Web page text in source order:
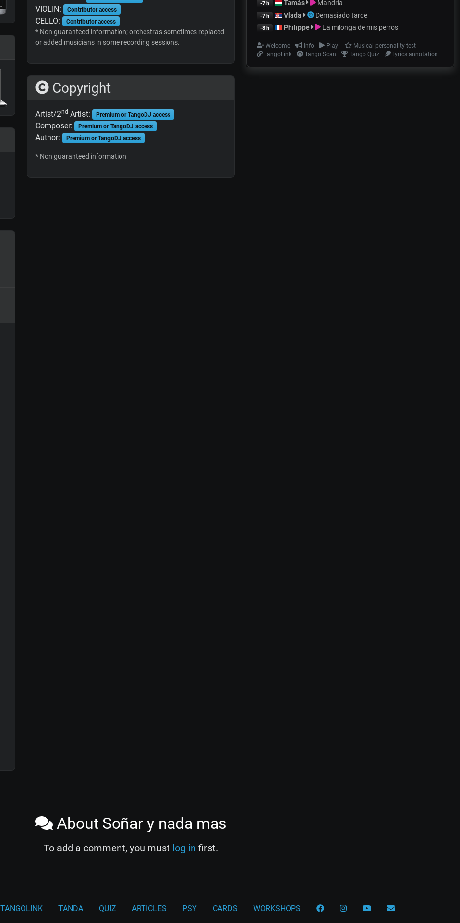
VIOLIN: Contributor access
CELLO: Contributor access
* Non guaranteed information; orchestras sometimes replaced
or added musicians in some recording sessions.
Copyright
Artist/2nd Artist: Premium or TangoDJ access
Composer: Premium or TangoDJ access
Author: Premium or TangoDJ access
* Non guaranteed information
-7 h Tamás Mandria
-7 h Vlada Demasiado tarde
-8 h Philippe La milonga de mis perros
Welcome Info Play!
Musical personality test
TangoLink
Tango Scan Tango Quiz Lyrics annotation
About Soñar y nada mas
To add a comment, you must log in first.
TANGOLINK TANDA QUIZ ARTICLES PSY CARDS WORKSHOPS